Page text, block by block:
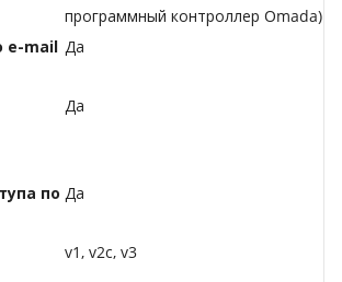
программный контроллер Omada)
e-mail Да
Да
по Да
v1, v2c, v3